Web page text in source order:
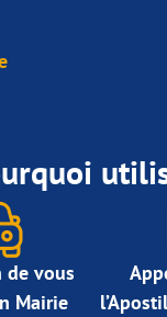
de vous
Mairie